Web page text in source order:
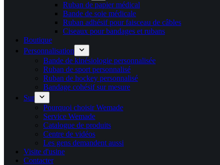
Ruban de papier médical
Bande de soie médicale
Ruban adhésif pour faisceau de câbles
Ciseaux pour bandages et rubans
Boutique
Personnalisation
Bande de kinésiologie personnalisée
Ruban de sport personnalisé
Ruban de hockey personnalisé
Bandage cohésif sur mesure
Sur
Pourquoi choisir Wemade
Service Wemade
Catalogue de produits
Centre de vidéos
Les gens demandent aussi
Visite d'usine
Contacter